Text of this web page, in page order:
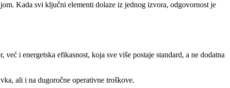
Kada svi ključni elementi dolaze iz jednog izvora, odgovornost je
i energetska efikasnost, koja sve više postaje standard, a ne dodatna
ali i na dugoročne operativne troškove.